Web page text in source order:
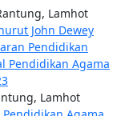
Lamhot
John Dewey
Pendidikan
Pendidikan Agama
Lamhot